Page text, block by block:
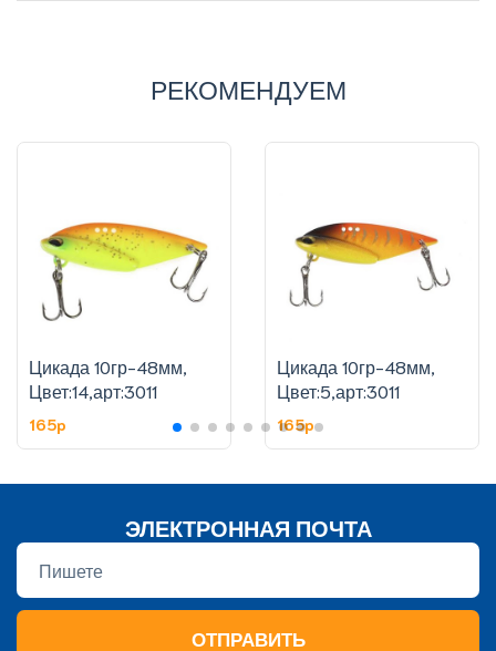
РЕКОМЕНДУЕМ
Цикада 10гр-48мм,
Цвет:14,арт:3011
165p
Цикада 10гр-48мм,
Цвет:5,арт:3011
165p
ЭЛЕКТРОННАЯ ПОЧТА
ОТПРАВИТЬ